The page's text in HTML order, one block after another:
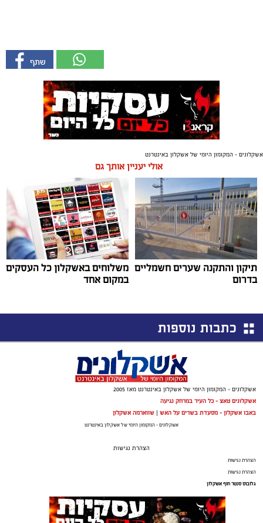
אשקלונים - המקומון היומי של אשקלון באינטרנט
אולי יעניין אותך גם
תיקון והתקנה שערים חשמליים
בדרום
משלוחים באשקלון כל העסקים
במקום אחד
כתבות נוספות
אשקלונים - המקומון היומי של אשקלון באינטרנט מאז 2005
אשקלונים טאצ - כל העיר במרחק נגיעה
באבו אשקלון - מסעדת בשרים על האש | שווארמה אשקלון
אשקלונים - המקומון היומי של אשקלון באינטרנט
הצהרת נגישות
הצהרת נגישות
הצהרת נגישות
גלובוס סנטר חוף אשקלון